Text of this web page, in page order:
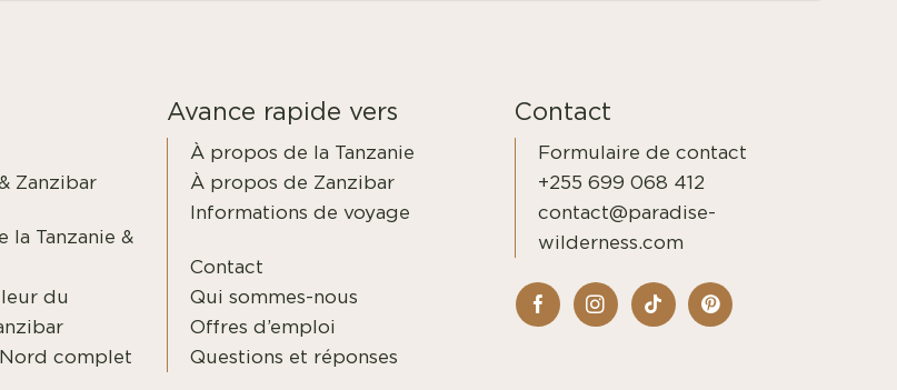
Zanzibar
la Tanzanie &
du
complet
Avance rapide vers
À propos de la Tanzanie
À propos de Zanzibar
Informations de voyage
Contact
Qui sommes-nous
Offres d’emploi
Questions et réponses
Contact
Formulaire de contact
+255 699 068 412
contact@paradise-
wilderness.com